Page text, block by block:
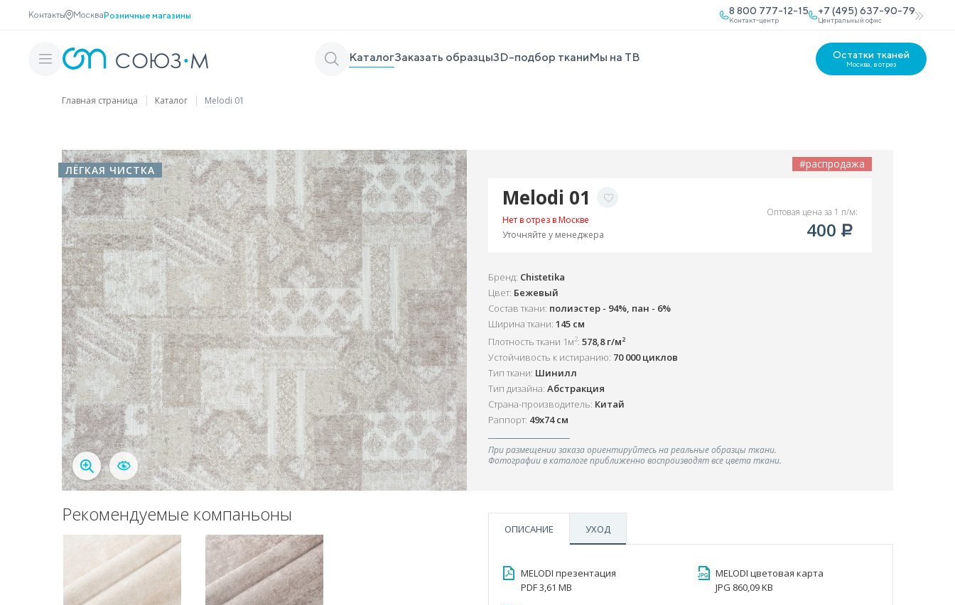
Контакты МоскваРозничные магазины 8 800 777-12-15
Контакт-центр
+7 (495) 637-90-79
Центральный офис
КаталогЗаказать образцы3D-подбор тканиМы на ТВ Остатки тканей
Москва, в отрез
Главная страница Каталог Melodi 01
ЛЁГКАЯ ЧИСТКА
Рекомендуемые компаньоны
#распродажа
Melodi 01
Нет в отрез в Москве
Уточняйте у менеджера
Оптовая цена за 1 п/м:
400
Бренд: Chistetika
Цвет: Бежевый
Состав ткани: полиэстер - 94%, пан - 6%
Ширина ткани: 145 см
Плотность ткани 1м2: 578,8 г/м2
Устойчивость к истиранию: 70 000 циклов
Тип ткани: Шинилл
Тип дизайна: Абстракция
Страна-производитель: Китай
Раппорт: 49х74 см
При размещении заказа ориентируйтесь на реальные образцы ткани.
Фотографии в каталоге приближенно воспроизводят все цвета ткани.
ОПИСАНИЕ УХОД
MELODI презентация
PDF 3,61 MB
MELODI цветовая карта
JPG 860,09 KB